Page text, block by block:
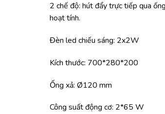
2 chế độ: hút đẩy trực tiếp qua
hoạt tính.
Đèn led chiếu sáng: 2x2W
Kích thước: 700*280*200
Ống xả: Ø120 mm
Công suất động cơ: 2*65 W